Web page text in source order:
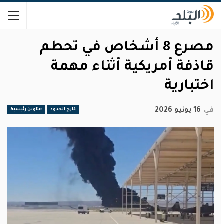
مصرع 8 أشخاص في تحطم
قاذفة أمريكية أثناء مهمة
اختبارية
خارج الحدود عناوين رئيسية في 16 يونيو 2026